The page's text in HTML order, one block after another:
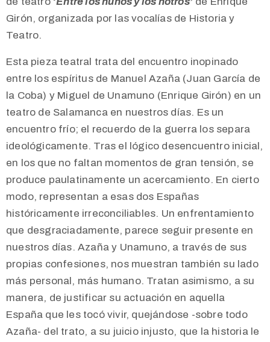
Girón, organizada por las vocalías de Historia y
Teatro.
Esta pieza teatral trata del encuentro inopinado
entre los espíritus de Manuel Azaña (Juan García de
la Coba) y Miguel de Unamuno (Enrique Girón) en un
teatro de Salamanca en nuestros días. Es un
encuentro frío; el recuerdo de la guerra los separa
ideológicamente. Tras el lógico desencuentro inicial,
en los que no faltan momentos de gran tensión, se
produce paulatinamente un acercamiento. En cierto
modo, representan a esas dos Españas
históricamente irreconciliables. Un enfrentamiento
que desgraciadamente, parece seguir presente en
nuestros días. Azaña y Unamuno, a través de sus
propias confesiones, nos muestran también su lado
más personal, más humano. Tratan asimismo, a su
manera, de justificar su actuación en aquella
España que les tocó vivir, quejándose -sobre todo
Azaña- del trato, a su juicio injusto, que la historia le